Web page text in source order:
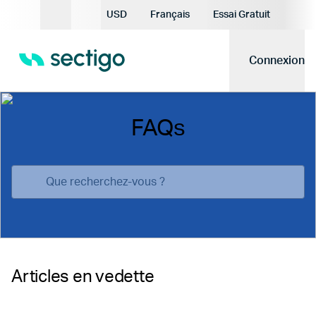
Devise actuelle:
USD
Français
Essai Gratuit
Connexion
FAQs
Articles en vedette